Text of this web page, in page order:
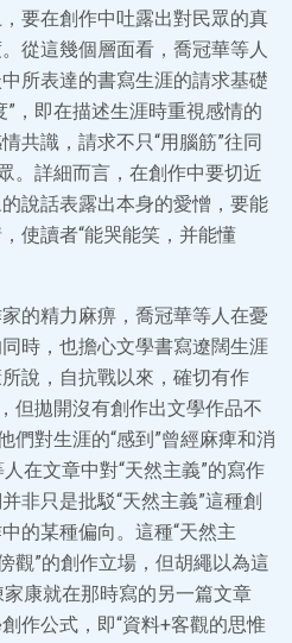
要在創作中吐露出對民眾的真
從這幾個層面看，喬冠華等人
所表達的書寫生涯的請求基礎
，即在描述生涯時重視感情的
共識，請求不只“用腦筋”往同
。詳細而言，在創作中要切近
說話表露出本身的愛憎，要能
使讀者“能哭能笑，并能懂
的精力麻痹，喬冠華等人在憂
時，也擔心文學書寫遼闊生涯
說，自抗戰以來，確切有作
但拋開沒有創作出文學作品不
們對生涯的“感到”曾經麻痺和消
在文章中對“天然主義”的寫作
非只是批駁“天然主義”這種創
的某種偏向。這種“天然主
觀”的創作立場，但胡繩以為這
康就在那時寫的另一篇文章
作公式，即“資料+客觀的思惟